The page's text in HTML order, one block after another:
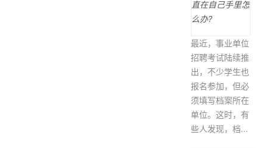
最近，事业单位
招聘考试陆续推
出，不少学生也
报名参加，但必
须填写档案所在
单位。这时，有
些人发现，档...